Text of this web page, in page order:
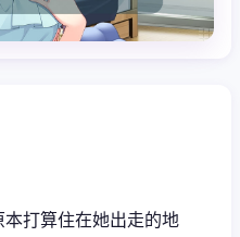
打算住在她出走的地